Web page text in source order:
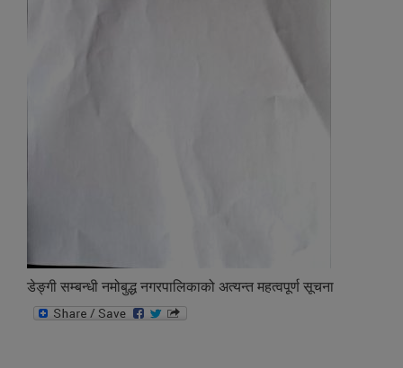
डेङ्गी सम्बन्धी नमोबुद्ध नगरपालिकाको अत्यन्त महत्वपूर्ण सूचना